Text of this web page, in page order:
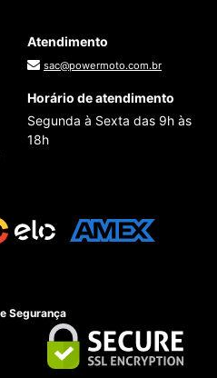
Atendimento
sac@powermoto.com.br
Horário de atendimento
Segunda à Sexta das 9h às
18h
Segurança